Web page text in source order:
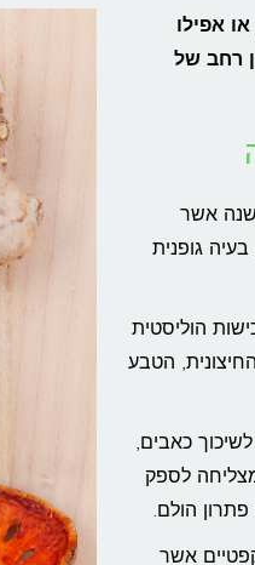
אפילו
רחב של
הרפואה הסינית המסורתית היא תורה עתיקת יומין בת מעל 2000 שנה אשר
גופנית
הוליסטית
הטבע
ומועילה לשיכוך כאבים,
לספק
הולם.
אשר